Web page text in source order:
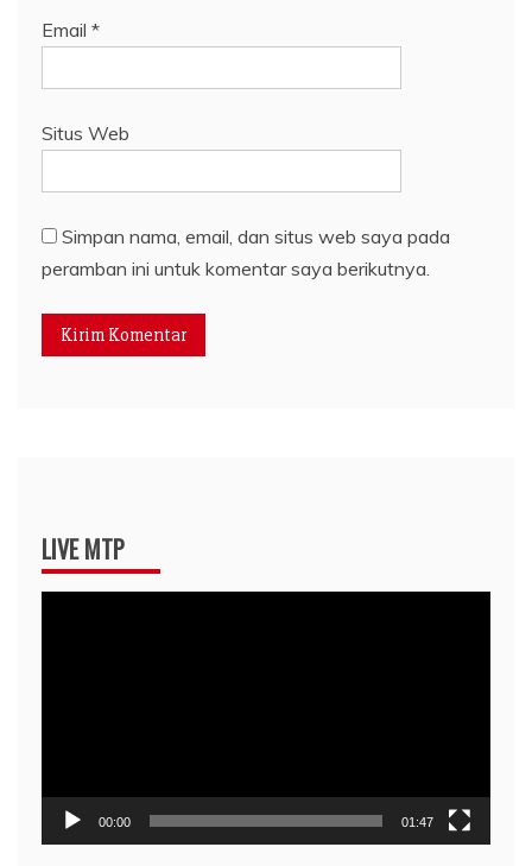
Email *
Situs Web
Simpan nama, email, dan situs web saya pada
peramban ini untuk komentar saya berikutnya.
LIVE MTP
00:00 01:47